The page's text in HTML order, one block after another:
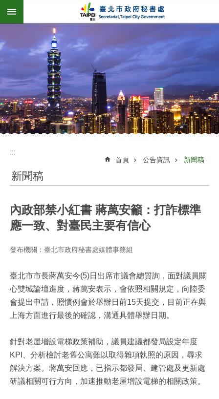
跳到主要內容區塊
:::
首頁 公告資訊 新聞稿
新聞稿
內政部禁小紅書 蔣萬安籲：打詐標準
應一致、對臺民主要有信心
發布機關：臺北市政府秘書處媒體事務組
臺北市市長蔣萬安今(5)日出席市議會總質詢，面對議員關
心雙城論壇進度，蔣萬安表示，會依照相關規定，向陸委
會提出申請，照慣例會於舉辦日前15天提交，目前正在與
上海方面進行最後的確認，溝通具體舉辦日期。
針對老屋增設電梯政策補助，議員建議都發局設定年度
KPI、分析檢討老舊公寓難以取得雜項執照的原因，尋求
解決方案。蔣萬安回應，已指示都發局、建管處及更新處
研議相關可行方向，加速推動老屋增設電梯的相關政策。